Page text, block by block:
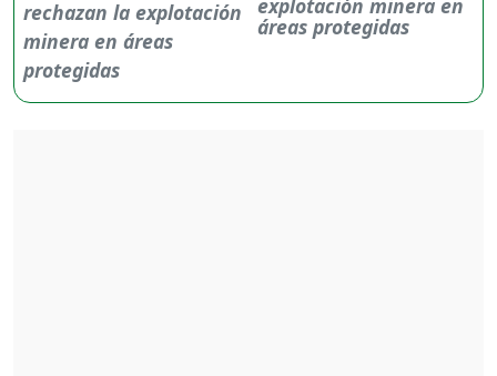
explotación minera en
áreas protegidas